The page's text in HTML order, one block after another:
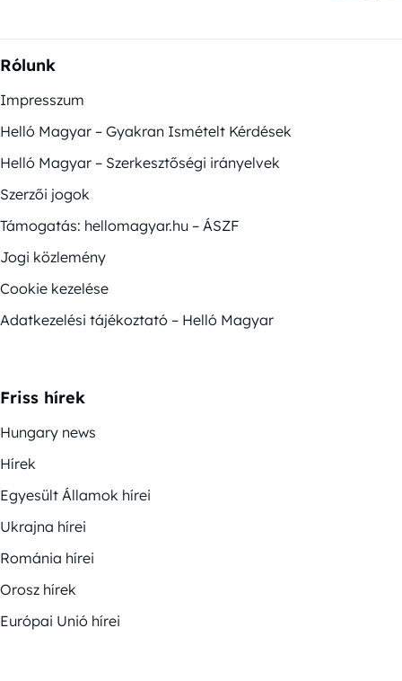
Rólunk
Impresszum
Helló Magyar – Gyakran Ismételt Kérdések
Helló Magyar – Szerkesztőségi irányelvek
Szerzői jogok
Támogatás: hellomagyar.hu – ÁSZF
Jogi közlemény
Cookie kezelése
Adatkezelési tájékoztató – Helló Magyar
Friss hírek
Hungary news
Hírek
Egyesült Államok hírei
Ukrajna hírei
Románia hírei
Orosz hírek
Európai Unió hírei